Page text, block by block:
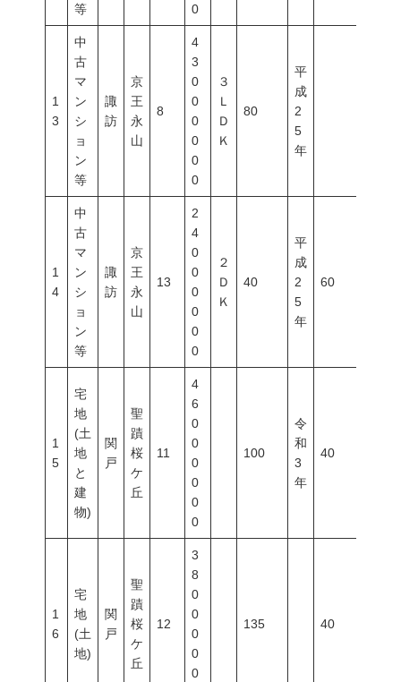
等
0
1
3
中
古
マ
ン
シ
ョ
ン
等
諏
訪
京
王
永
山
8
4
3
0
0
0
0
0
0
３
Ｌ
Ｄ
Ｋ
80
平
成
2
5
年
1
4
中
古
マ
ン
シ
ョ
ン
等
諏
訪
京
王
永
山
13
2
4
0
0
0
0
0
0
２
Ｄ
Ｋ
40
平
成
2
5
年
60
1
5
宅
地
(土
地
と
建
物)
関
戸
聖
蹟
桜
ケ
丘
11
4
6
0
0
0
0
0
0
100
令
和
3
年
40
1
6
宅
地
(土
地)
関
戸
聖
蹟
桜
ケ
丘
12
3
8
0
0
0
0
0
135 40